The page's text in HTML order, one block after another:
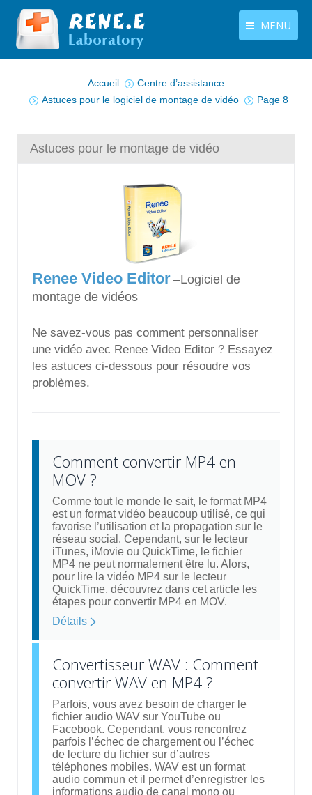
MENU
Centre de téléchargement
Contactez-nous
Accueil
Centre d’assistance
Astuces pour le logiciel de montage de vidéo
Page 8
Astuces pour le montage de vidéo
Renee Video Editor–Logiciel de
montage de vidéos
Ne savez-vous pas comment personnaliser
une vidéo avec Renee Video Editor ? Essayez
les astuces ci-dessous pour résoudre vos
problèmes.
Comment convertir MP4 en
MOV ?
Comme tout le monde le sait, le format MP4
est un format vidéo beaucoup utilisé, ce qui
favorise l’utilisation et la propagation sur le
réseau social. Cependant, sur le lecteur
iTunes, iMovie ou QuickTime, le fichier
MP4 ne peut normalement être lu. Alors,
pour lire la vidéo MP4 sur le lecteur
QuickTime, découvrez dans cet article les
étapes pour convertir MP4 en MOV.
Détails
Convertisseur WAV : Comment
convertir WAV en MP4 ?
Parfois, vous avez besoin de charger le
fichier audio WAV sur YouTube ou
Facebook. Cependant, vous rencontrez
parfois l’échec de chargement ou l’échec
de lecture du fichier sur d’autres
téléphones mobiles. WAV est un format
audio commun et il permet d’enregistrer les
informations audio de canal mono ou